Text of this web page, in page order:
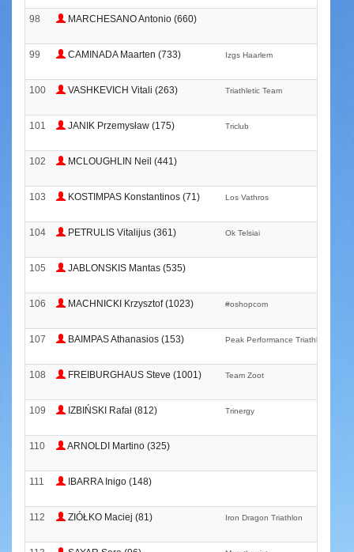
98 MARCHESANO Antonio (660)
99 CAMINADA Maarten (733) Izgs Haarlem
100 VASHKEVICH Vitali (263) Triathletic Team
101 JANIK Przemysław (175) Triclub
102 MCLOUGHLIN Neil (441)
103 KOSTIMPAS Konstantinos (71) Los Vathros
104 PETRULIS Vitalijus (361) Ok Telsiai
105 JABLONSKIS Mantas (535)
106 MACHNICKI Krzysztof (1023) #oshopcom
107 BAIMPAS Athanasios (153) Peak Performance Triathlon Team
108 FREIBURGHAUS Steve (1001) Team Zoot
109 IZBIŃSKI Rafał (812) Trinergy
110 ARNOLDI Martino (325)
111 IBARRA Inigo (148)
112 ZIÓŁKO Maciej (81) Iron Dragon Triathlon